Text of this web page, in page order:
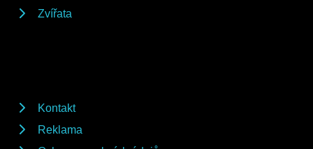
Zvířata
Kontakt
Reklama